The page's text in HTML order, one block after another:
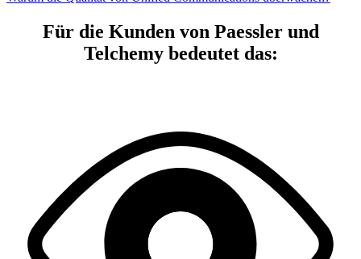
Für die Kunden von Paessler und
Telchemy bedeutet das: